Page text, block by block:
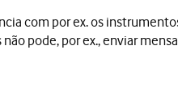
com por ex. os
pode, por ex., enviar